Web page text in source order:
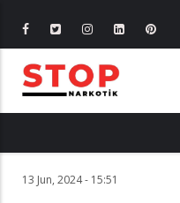
13 Jun, 2024 - 15:51